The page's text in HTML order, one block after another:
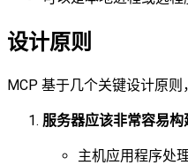
设计原则
MCP 基于几个关键设计原则
服务器应该非常容易构
主机应用程序处